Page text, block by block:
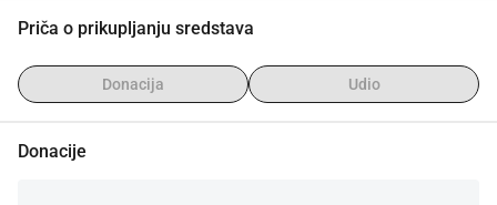
Priča o prikupljanju sredstava
Donacija Udio
Donacije